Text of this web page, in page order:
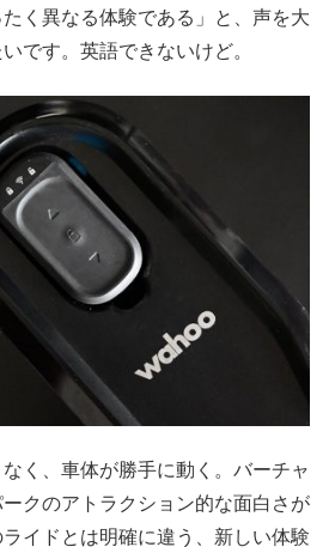
く異なる体験である」と、声を大
です。英語できないけど。
く、車体が勝手に動く。バーチャ
クのアトラクション的な面白さが
イドとは明確に違う、新しい体験